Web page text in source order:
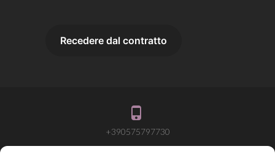
+390575797730